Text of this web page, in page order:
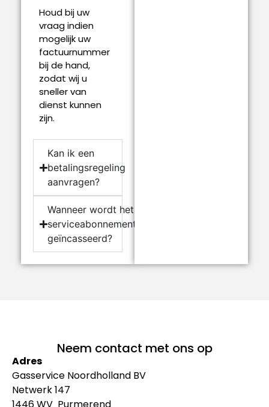
Houd bij uw
vraag indien
mogelijk uw
factuurnummer
bij de hand,
zodat wij u
sneller van
dienst kunnen
zijn.
Kan ik een
betalingsregeling
aanvragen?
Wanneer wordt het
serviceabonnement
geïncasseerd?
Neem contact met ons op
Adres
Gasservice Noordholland BV
Netwerk 147